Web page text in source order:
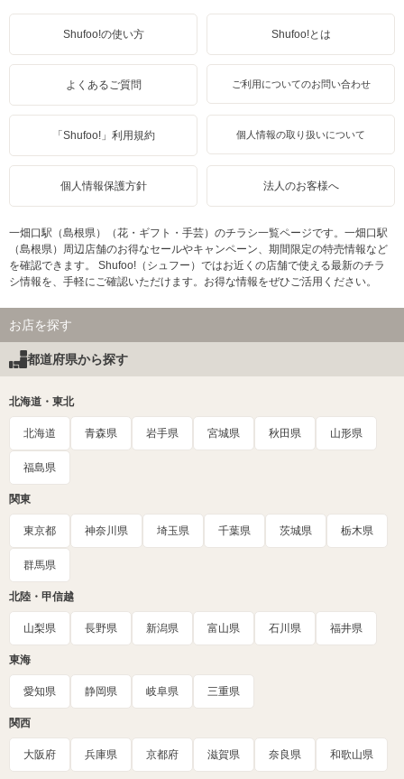
Shufoo!の使い方 Shufoo!とは
よくあるご質問 ご利用についてのお問い合わせ
「Shufoo!」利用規約 個人情報の取り扱いについて
個人情報保護方針 法人のお客様へ
一畑口駅（島根県）（花・ギフト・手芸）のチラシ一覧ページです。一畑口駅
（島根県）周辺店舗のお得なセールやキャンペーン、期間限定の特売情報など
を確認できます。 Shufoo!（シュフー）ではお近くの店舗で使える最新のチラ
シ情報を、手軽にご確認いただけます。お得な情報をぜひご活用ください。
お店を探す
都道府県から探す
北海道・東北
北海道 青森県 岩手県 宮城県 秋田県 山形県
福島県
関東
東京都 神奈川県 埼玉県 千葉県 茨城県 栃木県
群馬県
北陸・甲信越
山梨県 長野県 新潟県 富山県 石川県 福井県
東海
愛知県 静岡県 岐阜県 三重県
関西
大阪府 兵庫県 京都府 滋賀県 奈良県 和歌山県